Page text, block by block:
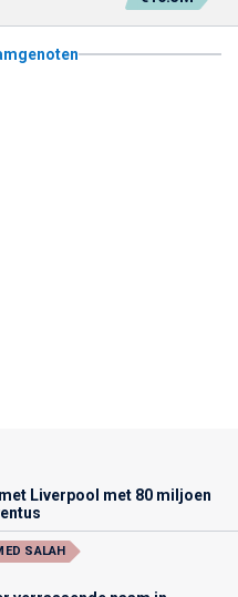
Liverpool met 80 miljoen
SALAH